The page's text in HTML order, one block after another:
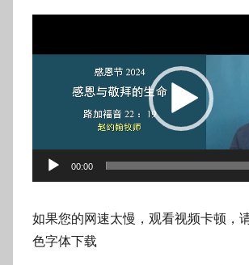
于
0
月
9
日
00:00
如果您的网速太慢，观看视频卡顿，
色字体下载